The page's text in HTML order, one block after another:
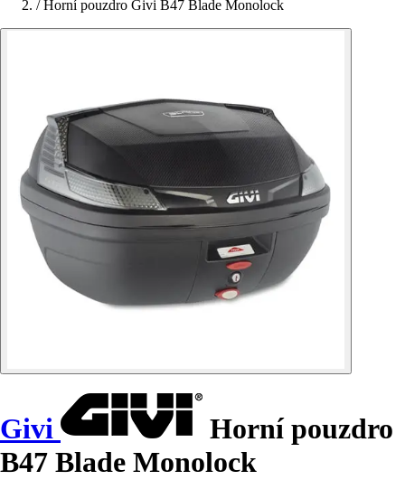
/ Horní pouzdro Givi B47 Blade Monolock
Givi
Horní pouzdro
B47 Blade Monolock